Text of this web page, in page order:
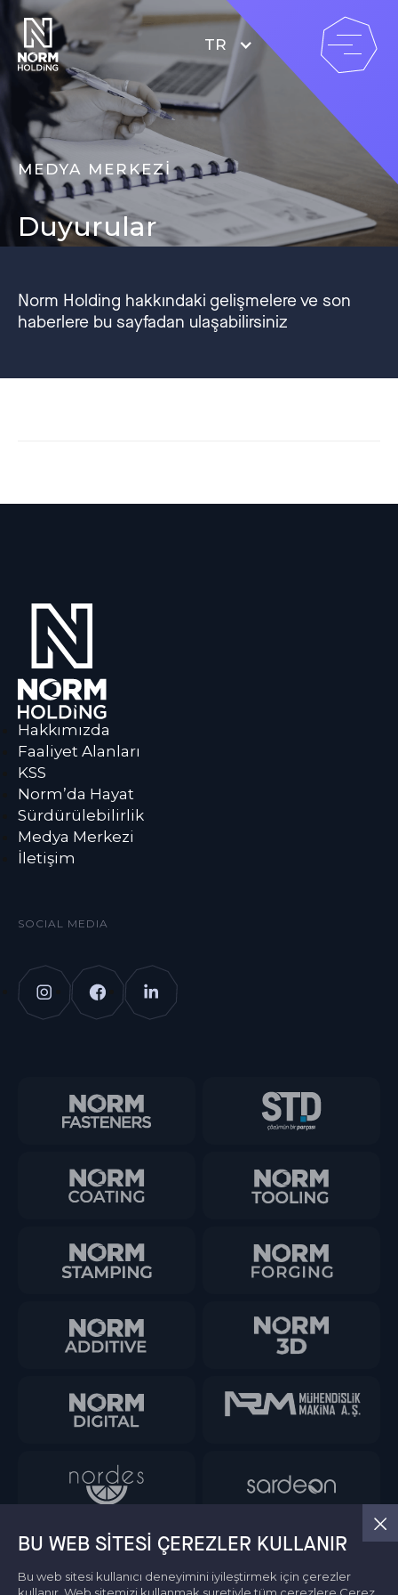
TR
MEDYA MERKEZİ
Duyurular
Norm Holding hakkındaki gelişmelere ve son
haberlere bu sayfadan ulaşabilirsiniz
Hakkımızda
Faaliyet Alanları
KSS
Norm’da Hayat
Sürdürülebilirlik
Medya Merkezi
İletişim
SOCIAL MEDIA
BU WEB SITESI ÇEREZLER KULLANIR
Bu web sitesi kullanıcı deneyimini iyileştirmek için çerezler